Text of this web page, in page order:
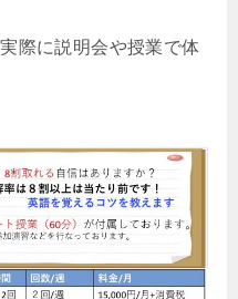
際に説明会や授業で体